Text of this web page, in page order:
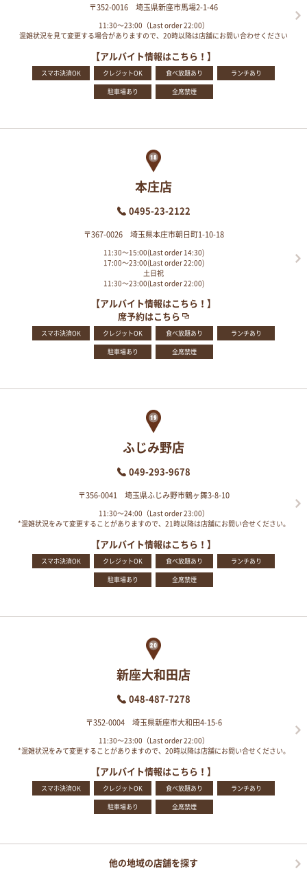
〒352-0016 埼玉県新座市馬場2-1-46
11:30～23:00（Last order 22:00）
混雑状況を見て変更する場合がありますので、20時以降は店舗にお問い合わせください
【アルバイト情報はこちら！】
スマホ決済OK クレジットOK 食べ放題あり ランチあり
駐車場あり 全席禁煙
本庄店
0495-23-2122
〒367-0026 埼玉県本庄市朝日町1-10-18
11:30～15:00(Last order 14:30)
17:00～23:00(Last order 22:00)
土日祝
11:30～23:00(Last order 22:00)
【アルバイト情報はこちら！】
席予約はこちら
スマホ決済OK クレジットOK 食べ放題あり ランチあり
駐車場あり 全席禁煙
ふじみ野店
049-293-9678
〒356-0041 埼玉県ふじみ野市鶴ヶ舞3-8-10
11:30～24:00（Last order 23:00）
*混雑状況をみて変更することがありますので、21時以降は店舗にお問い合せください。
【アルバイト情報はこちら！】
スマホ決済OK クレジットOK 食べ放題あり ランチあり
駐車場あり 全席禁煙
新座大和田店
048-487-7278
〒352-0004 埼玉県新座市大和田4-15-6
11:30～23:00（Last order 22:00）
*混雑状況をみて変更することがありますので、20時以降は店舗にお問い合せください。
【アルバイト情報はこちら！】
スマホ決済OK クレジットOK 食べ放題あり ランチあり
駐車場あり 全席禁煙
他の地域の店舗を探す